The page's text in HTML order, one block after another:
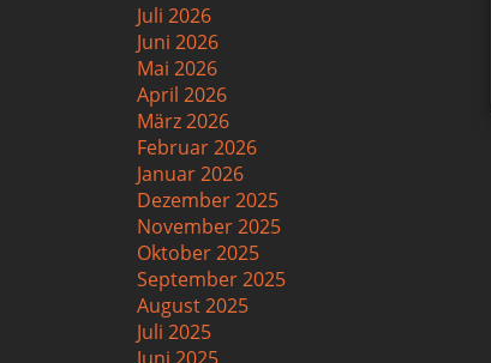
Juli 2026
Juni 2026
Mai 2026
April 2026
März 2026
Februar 2026
Januar 2026
Dezember 2025
November 2025
Oktober 2025
September 2025
August 2025
Juli 2025